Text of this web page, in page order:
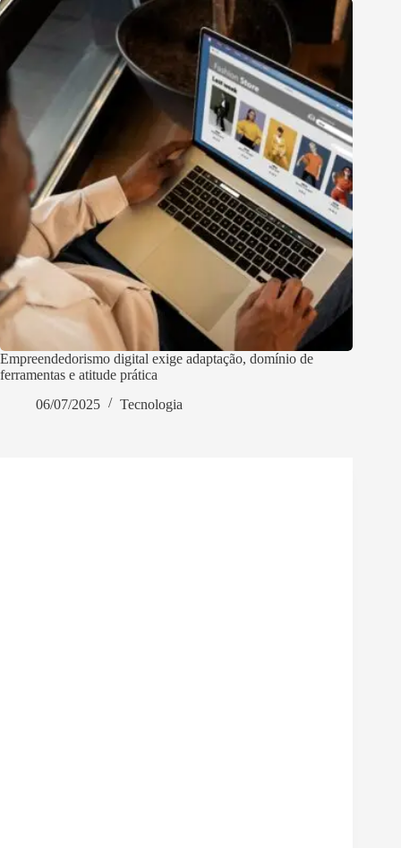
Empreendedorismo digital exige adaptação, domínio de
ferramentas e atitude prática
06/07/2025
Tecnologia